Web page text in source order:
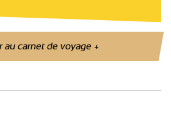
au carnet de voyage+